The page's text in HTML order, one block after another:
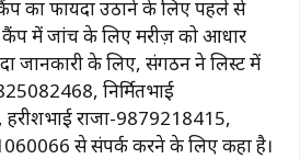
का फायदा उठाने के लिए पहले से
कैंप में जांच के लिए मरीज़ को आधार
जानकारी के लिए, संगठन ने लिस्ट में
निर्मितभाई
राजा-9879218415,
से संपर्क करने के लिए कहा है।